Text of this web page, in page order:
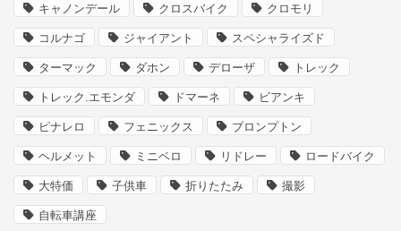
キャノンデール クロスバイク クロモリ
コルナゴ ジャイアント スペシャライズド
ターマック ダホン デローザ トレック
トレック.エモンダ ドマーネ ビアンキ
ピナレロ フェニックス ブロンプトン
ヘルメット ミニベロ リドレー ロードバイク
大特価 子供車 折りたたみ 撮影
自転車講座